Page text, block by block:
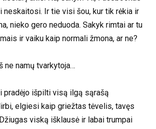
neskaitosi. Ir tie visi šou, kur tik rėkia ir
nieko gero neduoda. Sakyk rimtai ar tu
ir vaiku kaip normali žmona, ar ne?
ne namų tvarkytoja…
pradėjo išpilti visą ilgą sąrašą
elgiesi kaip griežtas tėvelis, tavęs
viską išklausė ir labai trumpai